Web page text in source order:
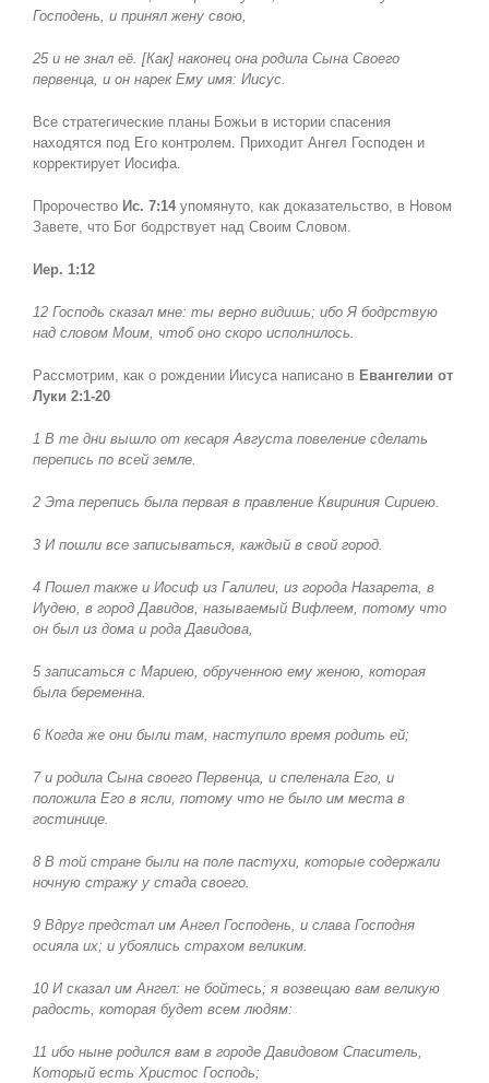
Господень, и принял жену свою,
25 и не знал её. [Как] наконец она родила Сына Своего
первенца, и он нарек Ему имя: Иисус.
Все стратегические планы Божьи в истории спасения
находятся под Его контролем. Приходит Ангел Господен и
корректирует Иосифа.
Пророчество Ис. 7:14 упомянуто, как доказательство, в Новом
Завете, что Бог бодрствует над Своим Словом.
Иер. 1:12
12 Господь сказал мне: ты верно видишь; ибо Я бодрствую
над словом Моим, чтоб оно скоро исполнилось.
Рассмотрим, как о рождении Иисуса написано в Евангелии от
Луки 2:1-20
1 В те дни вышло от кесаря Августа повеление сделать
перепись по всей земле.
2 Эта перепись была первая в правление Квириния Сириею.
3 И пошли все записываться, каждый в свой город.
4 Пошел также и Иосиф из Галилеи, из города Назарета, в
Иудею, в город Давидов, называемый Вифлеем, потому что
он был из дома и рода Давидова,
5 записаться с Мариею, обрученною ему женою, которая
была беременна.
6 Когда же они были там, наступило время родить ей;
7 и родила Сына своего Первенца, и спеленала Его, и
положила Его в ясли, потому что не было им места в
гостинице.
8 В той стране были на поле пастухи, которые содержали
ночную стражу у стада своего.
9 Вдруг предстал им Ангел Господень, и слава Господня
осияла их; и убоялись страхом великим.
10 И сказал им Ангел: не бойтесь; я возвещаю вам великую
радость, которая будет всем людям:
11 ибо ныне родился вам в городе Давидовом Спаситель,
Который есть Христос Господь;